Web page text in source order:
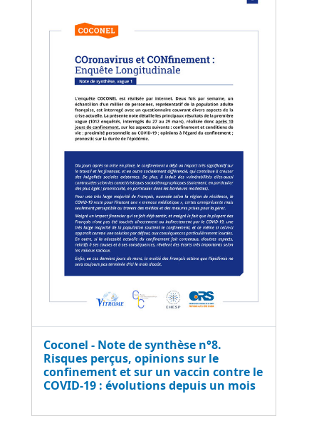
Coconel - Note de synthèse n°8.
Risques perçus, opinions sur le
confinement et sur un vaccin contre le
COVID-19 : évolutions depuis un mois